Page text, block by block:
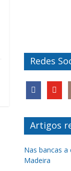
Redes
Artigos
Nas bancas a
Madeira